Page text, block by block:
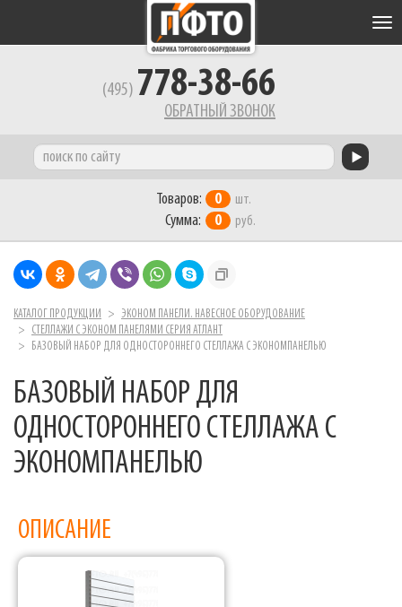
(495) 778-38-66
ОБРАТНЫЙ ЗВОНОК
Товаров: 0 шт.
Сумма: 0 руб.
КАТАЛОГ ПРОДУКЦИИ
ЭКОНОМ ПАНЕЛИ. НАВЕСНОЕ ОБОРУДОВАНИЕ
СТЕЛЛАЖИ С ЭКОНОМ ПАНЕЛЯМИ СЕРИЯ АТЛАНТ
БАЗОВЫЙ НАБОР ДЛЯ ОДНОСТОРОННЕГО СТЕЛЛАЖА С ЭКОНОМПАНЕЛЬЮ
БАЗОВЫЙ НАБОР ДЛЯ
ОДНОСТОРОННЕГО СТЕЛЛАЖА С
ЭКОНОМПАНЕЛЬЮ
ОПИСАНИЕ